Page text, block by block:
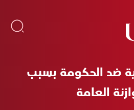
ضد الحكومة بسبب
العامة